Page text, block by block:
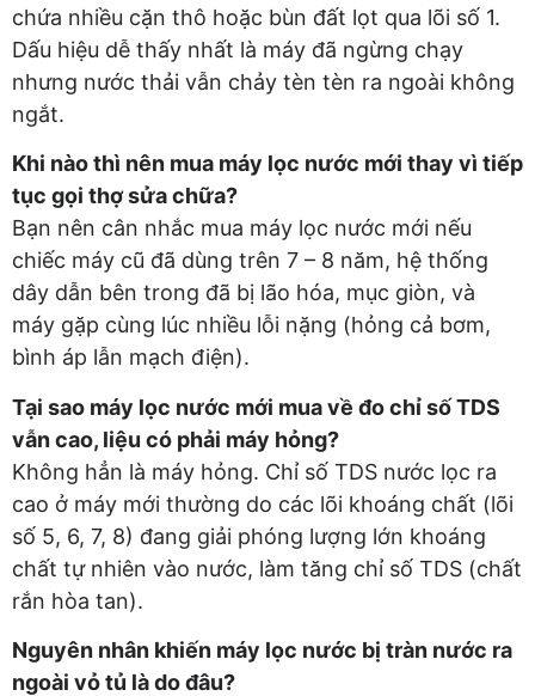
chứa nhiều cặn thô hoặc bùn đất lọt qua lõi số 1.
Dấu hiệu dễ thấy nhất là máy đã ngừng chạy
nhưng nước thải vẫn chảy tèn tèn ra ngoài không
ngắt.
Khi nào thì nên mua máy lọc nước mới thay vì tiếp
tục gọi thợ sửa chữa?
Bạn nên cân nhắc mua máy lọc nước mới nếu
chiếc máy cũ đã dùng trên 7 – 8 năm, hệ thống
dây dẫn bên trong đã bị lão hóa, mục giòn, và
máy gặp cùng lúc nhiều lỗi nặng (hỏng cả bơm,
bình áp lẫn mạch điện).
Tại sao máy lọc nước mới mua về đo chỉ số TDS
vẫn cao, liệu có phải máy hỏng?
Không hẳn là máy hỏng. Chỉ số TDS nước lọc ra
cao ở máy mới thường do các lõi khoáng chất (lõi
số 5, 6, 7, 8) đang giải phóng lượng lớn khoáng
chất tự nhiên vào nước, làm tăng chỉ số TDS (chất
rắn hòa tan).
Nguyên nhân khiến máy lọc nước bị tràn nước ra
ngoài vỏ tủ là do đâu?